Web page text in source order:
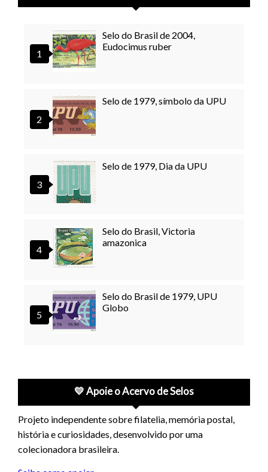
Selo do Brasil de 2004,
Eudocimus ruber
Selo de 1979, símbolo da UPU
Selo de 1979, Dia da UPU
Selo do Brasil, Victoria
amazonica
Selo do Brasil de 1979, UPU
Globo
💛 Apoie o Acervo de Selos
Projeto independente sobre filatelia, memória postal,
história e curiosidades, desenvolvido por uma
colecionadora brasileira.